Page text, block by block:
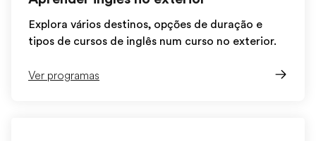
Explora vários destinos, opções de duração e
tipos de cursos de inglês num curso no exterior.
Ver programas